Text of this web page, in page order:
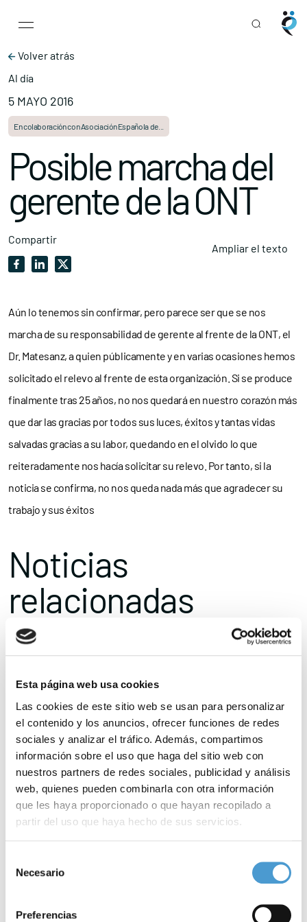
Esta página web usa cookies
Las cookies de este sitio web se usan para personalizar
el contenido y los anuncios, ofrecer funciones de redes
sociales y analizar el tráfico. Además, compartimos
información sobre el uso que haga del sitio web con
nuestros partners de redes sociales, publicidad y análisis
web, quienes pueden combinarla con otra información
que les haya proporcionado o que hayan recopilado a
partir del uso que haya hecho de sus servicios.
de cookies
Necesario
Preferencias
Main Navigation
Volver atrás
Al día
5 MAYO 2016
En colaboración con Asociación Española de...
Posible marcha del
gerente de la ONT
Compartir
Ampliar el texto
Aún lo tenemos sin confirmar, pero parece ser que se nos
marcha de su responsabilidad de gerente al frente de la ONT, el
Dr. Matesanz, a quien públicamente y en varias ocasiones hemos
solicitado el relevo al frente de esta organización. Si se produce
finalmente tras 25 años, no nos quedará en nuestro corazón más
que dar las gracias por todos sus luces, éxitos y tantas vidas
salvadas gracias a su labor, quedando en el olvido lo que
reiteradamente nos hacía solicitar su relevo. Por tanto, si la
noticia se confirma, no nos queda nada más que agradecer su
trabajo y sus éxitos
Noticias
relacionadas